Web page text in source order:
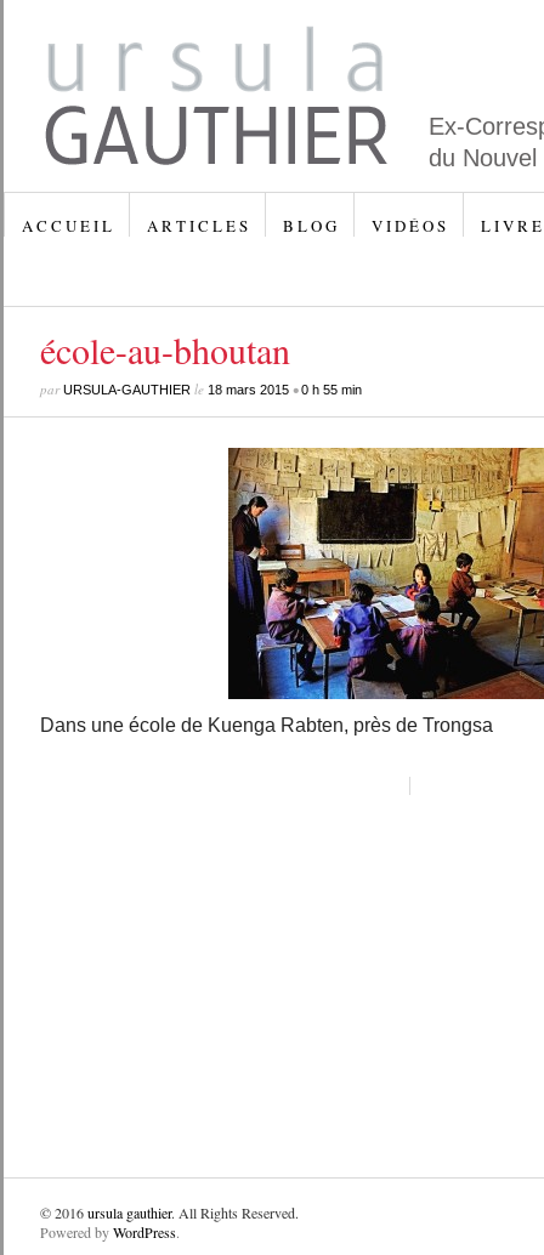
Ex-
du
A C C U E I L A R T I C L E S B L O G V I D É O S L I V R E
école-au-bhoutan
parURSULA-GAUTHIERle 18 mars 2015•0 h 55 min
Dans une école de Kuenga Rabten, près de Trongsa
© 2016ursula gauthier. All Rights Reserved.
Powered byWordPress.